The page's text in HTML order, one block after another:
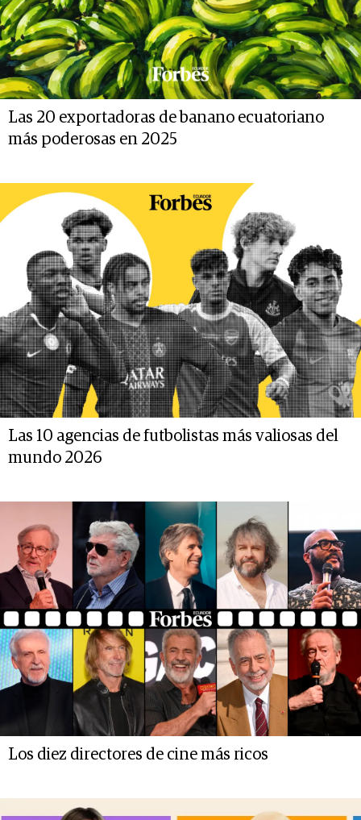
Las 20 exportadoras de banano ecuatoriano
más poderosas en 2025
Las 10 agencias de futbolistas más valiosas del
mundo 2026
Los diez directores de cine más ricos